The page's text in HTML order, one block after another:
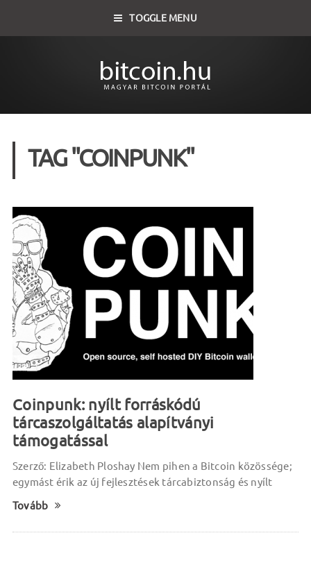
TOGGLE MENU
TAG "COINPUNK"
Coinpunk: nyílt forráskódú
tárcaszolgáltatás alapítványi
támogatással
Szerző: Elizabeth Ploshay Nem pihen a Bitcoin közössége;
egymást érik az új fejlesztések tárcabiztonság és nyílt
Tovább